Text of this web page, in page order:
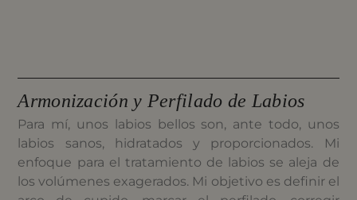
Armonización y Perfilado de Labios
Para mí, unos labios bellos son, ante todo, unos
labios sanos, hidratados y proporcionados. Mi
enfoque para el tratamiento de labios se aleja de
los volúmenes exagerados. Mi objetivo es definir el